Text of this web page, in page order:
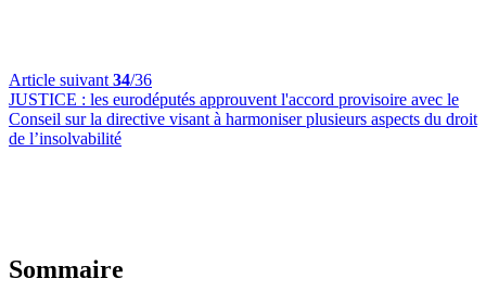
Article suivant 34/36
JUSTICE : les eurodéputés approuvent l'accord provisoire avec le
Conseil sur la directive visant à harmoniser plusieurs aspects du droit
de l’insolvabilité
Sommaire